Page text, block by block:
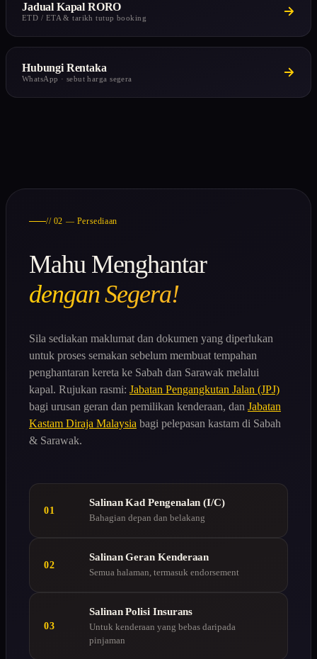
Jadual Kapal RORO
ETD / ETA & tarikh tutup booking
Hubungi Rentaka
WhatsApp · sebut harga segera
// 02 — Persediaan
Mahu Menghantar
dengan Segera!
Sila sediakan maklumat dan dokumen yang diperlukan
untuk proses semakan sebelum membuat tempahan
penghantaran kereta ke Sabah dan Sarawak melalui
kapal. Rujukan rasmi: Jabatan Pengangkutan Jalan (JPJ)
bagi urusan geran dan pemilikan kenderaan, dan Jabatan
Kastam Diraja Malaysia bagi pelepasan kastam di Sabah
& Sarawak.
01
Salinan Kad Pengenalan (I/C)
Bahagian depan dan belakang
02
Salinan Geran Kenderaan
Semua halaman, termasuk endorsement
03
Salinan Polisi Insurans
Untuk kenderaan yang bebas daripada
pinjaman